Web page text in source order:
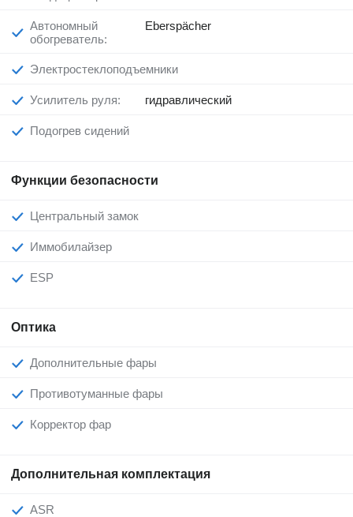
Автономный
обогреватель:
Eberspächer
Электростеклоподъемники
Усилитель руля: гидравлический
Подогрев сидений
Функции безопасности
Центральный замок
Иммобилайзер
ESP
Оптика
Дополнительные фары
Противотуманные фары
Корректор фар
Дополнительная комплектация
ASR